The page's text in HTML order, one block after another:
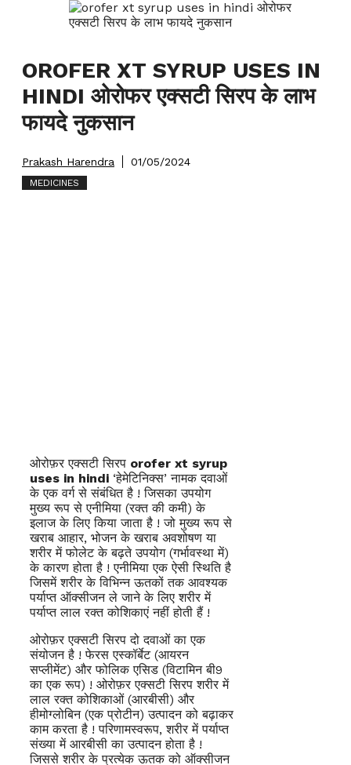
OROFER XT SYRUP USES IN
HINDI ओरोफर एक्सटी सिरप के लाभ
फायदे नुकसान
Prakash Harendra 01/05/2024
MEDICINES
ओरोफ़र एक्सटी सिरप orofer xt syrup
uses in hindi ‘हेमेटिनिक्स’ नामक दवाओं
के एक वर्ग से संबंधित है ! जिसका उपयोग
मुख्य रूप से एनीमिया (रक्त की कमी) के
इलाज के लिए किया जाता है ! जो मुख्य रूप से
खराब आहार, भोजन के खराब अवशोषण या
शरीर में फोलेट के बढ़ते उपयोग (गर्भावस्था में)
के कारण होता है ! एनीमिया एक ऐसी स्थिति है
जिसमें शरीर के विभिन्न ऊतकों तक आवश्यक
पर्याप्त ऑक्सीजन ले जाने के लिए शरीर में
पर्याप्त लाल रक्त कोशिकाएं नहीं होती हैं !
ओरोफ़र एक्सटी सिरप दो दवाओं का एक
संयोजन है ! फेरस एस्कॉर्बेट (आयरन
सप्लीमेंट) और फोलिक एसिड (विटामिन बी9
का एक रूप) ! ओरोफ़र एक्सटी सिरप शरीर में
लाल रक्त कोशिकाओं (आरबीसी) और
हीमोग्लोबिन (एक प्रोटीन) उत्पादन को बढ़ाकर
काम करता है ! परिणामस्वरूप, शरीर में पर्याप्त
संख्या में आरबीसी का उत्पादन होता है !
जिससे शरीर के प्रत्येक ऊतक को ऑक्सीजन